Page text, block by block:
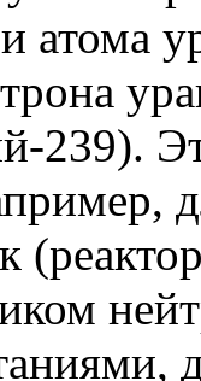
атома
239).